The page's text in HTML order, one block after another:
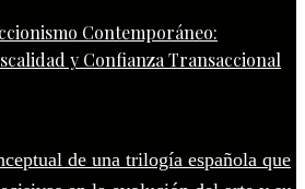
Contemporáneo:
y Confianza Transaccional